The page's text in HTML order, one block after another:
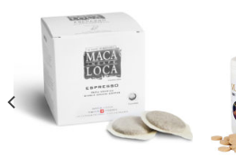
auf.
Die
Optionen
können
auf